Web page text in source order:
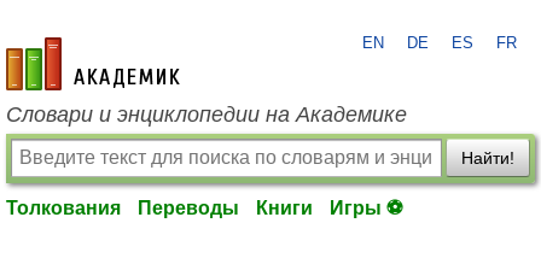
academic.ru
EN DE ES FR
Словари и энциклопедии на Академике
Найти!
Толкования Переводы Книги Игры ⚽